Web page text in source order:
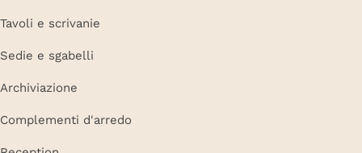
Tavoli e scrivanie
Sedie e sgabelli
Archiviazione
Complementi d'arredo